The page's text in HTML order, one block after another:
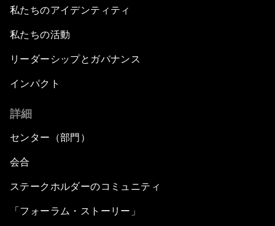
私たちのアイデンティティ
私たちの活動
リーダーシップとガバナンス
インパクト
詳細
センター（部門）
会合
ステークホルダーのコミュニティ
「フォーラム・ストーリー」